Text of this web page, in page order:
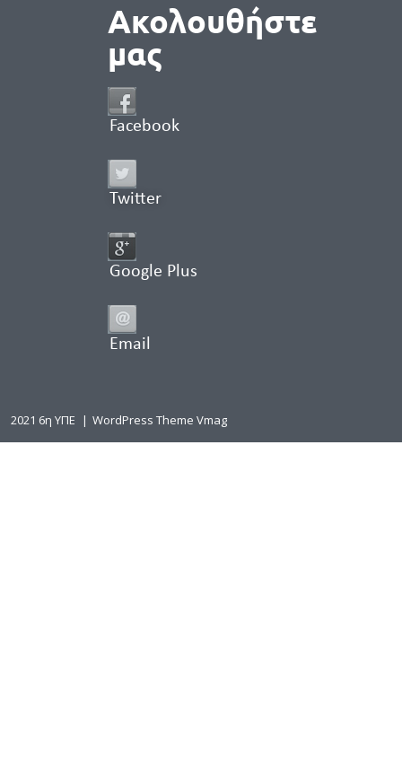
Ακολουθήστε
μας
Facebook
Twitter
Google Plus
Email
2021 6η ΥΠΕ | WordPress Theme Vmag